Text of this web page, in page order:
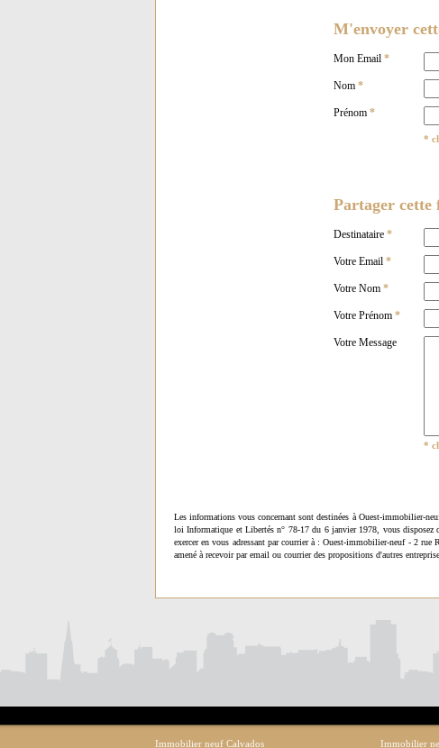
M'envoyer
Mon Email *
Nom *
Prénom *
*
Partager cette
Destinataire *
Votre Email *
Votre Nom *
Votre Prénom *
Votre Message
*
Les informations vous concernant sont destinées à Ouest-immobilier-
loi Informatique et Libertés n° 78-17 du 6 janvier 1978, vous disposez
exercer en vous adressant par courrier à : Ouest-immobilier-neuf - 2
amené à recevoir par email ou courrier des propositions d'autres
Immobilier neuf Calvados Immobilier